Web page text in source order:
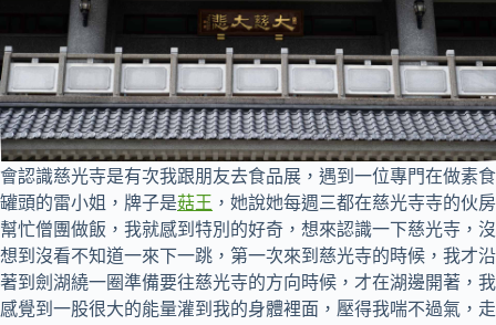
會認識慈光寺是有次我跟朋友去食品展，遇到一位專門在做素食
罐頭的雷小姐，牌子是菇王 ，她說她每週三都在慈光寺寺的伙房
幫忙僧團做飯，我就感到特別的好奇，想來認識一下慈光寺，沒
想到沒看不知道一來下一跳，第一次來到慈光寺的時候，我才沿
著到劍湖繞一圈準備要往慈光寺的方向時候，才在湖邊開著，我
感覺到一股很大的能量灌到我的身體裡面，壓得我喘不過氣，走